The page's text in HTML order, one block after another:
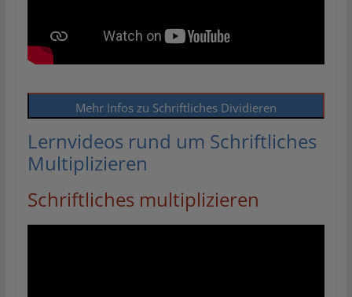
Mehr Infos zu Schriftliches Dividieren
Lernvideos rund um Schriftliches
Multiplizieren
Schriftliches multiplizieren